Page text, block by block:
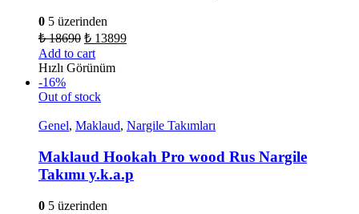
0 5 üzerinden
₺18690 ₺ 13899
Add to cart
Hızlı Görünüm
-16%
Out of stock
Genel, Maklaud, Nargile Takımları
Maklaud Hookah Pro wood Rus Nargile
Takımı y.k.a.p
0 5 üzerinden